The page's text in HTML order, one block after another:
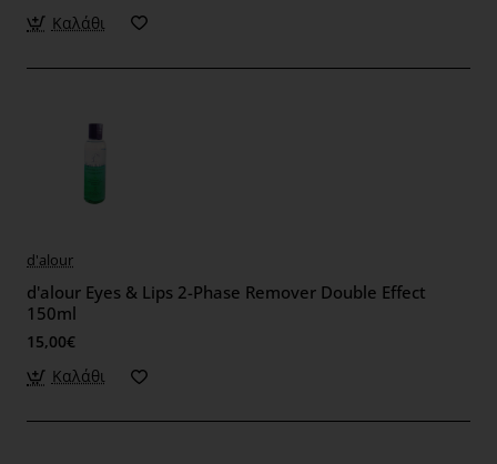
Καλάθι
d'alour
d'alour Eyes & Lips 2-Phase Remover Double Effect
150ml
15,00€
Καλάθι